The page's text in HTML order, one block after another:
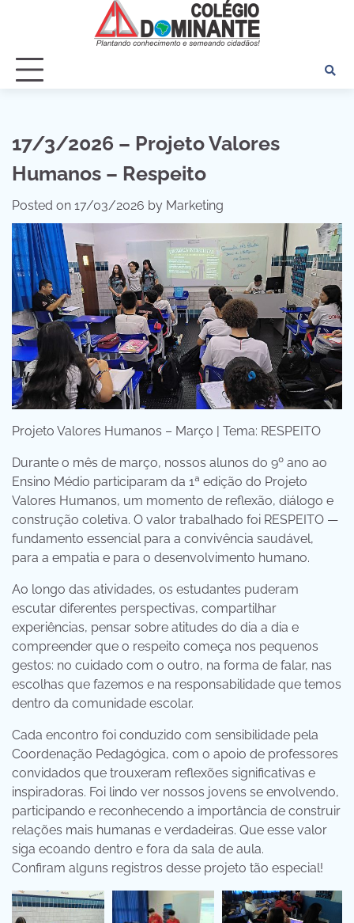
17/3/2026 – Projeto Valores
Humanos – Respeito
Posted on 17/03/2026 by Marketing
Projeto Valores Humanos – Março | Tema: RESPEITO
Durante o mês de março, nossos alunos do 9º ano ao
Ensino Médio participaram da 1ª edição do Projeto
Valores Humanos, um momento de reflexão, diálogo e
construção coletiva. O valor trabalhado foi RESPEITO —
fundamento essencial para a convivência saudável,
para a empatia e para o desenvolvimento humano.
Ao longo das atividades, os estudantes puderam
escutar diferentes perspectivas, compartilhar
experiências, pensar sobre atitudes do dia a dia e
compreender que o respeito começa nos pequenos
gestos: no cuidado com o outro, na forma de falar, nas
escolhas que fazemos e na responsabilidade que temos
dentro da comunidade escolar.
Cada encontro foi conduzido com sensibilidade pela
Coordenação Pedagógica, com o apoio de professores
convidados que trouxeram reflexões significativas e
inspiradoras. Foi lindo ver nossos jovens se envolvendo,
participando e reconhecendo a importância de construir
relações mais humanas e verdadeiras. Que esse valor
siga ecoando dentro e fora da sala de aula.
Confiram alguns registros desse projeto tão especial!